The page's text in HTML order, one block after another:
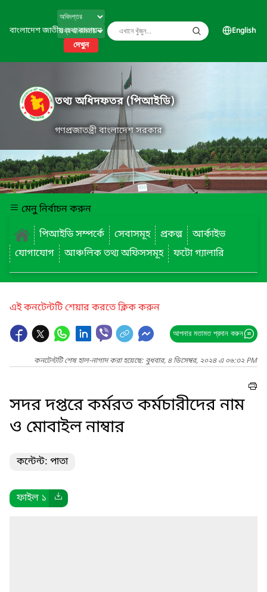
বাংলাদেশ জাতীয় তথ্য বাতায়ন
দেখুন
English
তথ্য অধিদফতর (পিআইডি)
গণপ্রজাতন্ত্রী বাংলাদেশ সরকার
মেনু নির্বাচন করুন
পিআইডি সম্পর্কে
সেবাসমূহ প্রকল্প
আর্কাইভ
যোগাযোগ
আঞ্চলিক তথ্য অফিসসমূহ ফটো গ্যালারি
এই কনটেন্টটি শেয়ার করতে ক্লিক করুন
আপনার মতামত প্রদান করুন
কনটেন্টটি শেষ হাল-নাগাদ করা হয়েছে: বুধবার, ৪ ডিসেম্বর, ২০২৪ এ ০৬:৩২ PM
সদর দপ্তরে কর্মরত কর্মচারীদের নাম
ও মোবাইল নাম্বার
কন্টেন্ট: পাতা
ফাইল ১